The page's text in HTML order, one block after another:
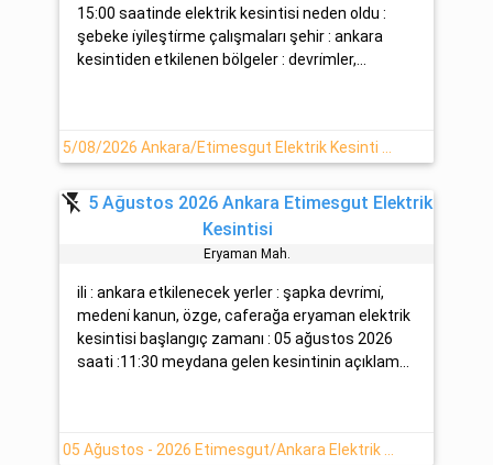
15:00 saatinde elektrik kesintisi neden oldu :
şebeke i̇yi̇leşti̇rme çalışmaları şehir : ankara
kesintiden etkilenen bölgeler : devri̇mler,...
flash_off 5 Ağustos 2026 Ankara Etimesgut Elektrik
Kesintisi
Eryaman Mah.
ili : ankara etkilenecek yerler : şapka devri̇mi̇,
medeni̇ kanun, özge, caferağa eryaman elektrik
kesintisi başlangıç zamanı : 05 ağustos 2026
saati :11:30 meydana gelen kesintinin açıklam...